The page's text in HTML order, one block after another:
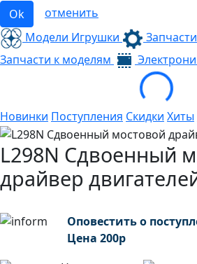
Ok
отменить
Модели Игрушки
Запчасти к моделям
Loading...
Новинки Поступления Скидки Хиты
L298N Сдвоенный
драйвер
Оповестить о
Цена 200р